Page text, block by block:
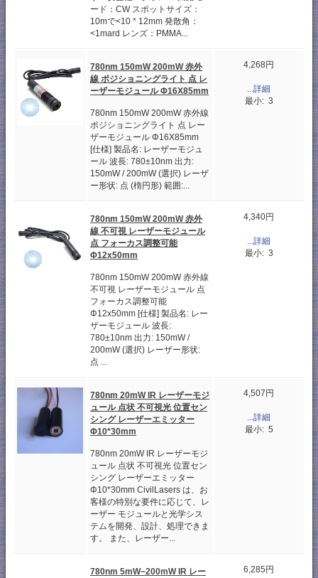
ード：CW スポットサイズ：
10mで<10 * 12mm 発散角：
<1mard レンズ：PMMA...
780nm 150mW 200mW 赤外
線 ポジショニングライト 点 レ
ーザーモジュール Φ16X85mm
780nm 150mW 200mW 赤外線
ポジショニングライト 点 レー
ザーモジュール Φ16X85mm
[仕様] 製品名: レーザーモジュ
ール 波長: 780±10nm 出力:
150mW / 200mW (選択) レーザ
ー形状: 点 (楕円形) 範囲:...
4,268円
...詳細
最小: 3
780nm 150mW 200mW 赤外
線 不可視 レーザーモジュール
点 フォーカス調整可能
Φ12x50mm
780nm 150mW 200mW 赤外線
不可視 レーザーモジュール 点
フォーカス調整可能
Φ12x50mm [仕様] 製品名: レー
ザーモジュール 波長:
780±10nm 出力: 150mW /
200mW (選択) レーザー形状:
点 ...
4,340円
...詳細
最小: 3
780nm 20mW IR レーザーモジ
ュール 点状 不可視光 位置セン
シング レーザーエミッター
Φ10*30mm
780nm 20mW IR レーザーモジ
ュール 点状 不可視光 位置セン
シング レーザーエミッター
Φ10*30mm CivilLasers は、お
客様の特別な要件に応じて、レ
ーザー モジュールと光学シス
テムを開発、設計、処理できま
す。 また、レーザー...
4,507円
...詳細
最小: 5
780nm 5mW~200mW IR レー
6,285円